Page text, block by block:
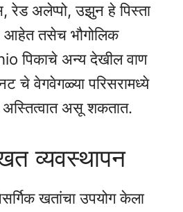
रेड अलेप्पो, उझुन हे पिस्ता
आहेत तसेच भौगोलिक
पिकाचे अन्य देखील वाण
चे वेगवेगळ्या परिसरामध्ये
अस्तित्वात असू शकतात.
व्यवस्थापन
खतांचा उपयोग केला